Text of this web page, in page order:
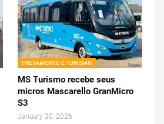
FRETAMENTO E TURISMO
MS Turismo recebe seus
micros Mascarello GranMicro
S3
January 30, 2026